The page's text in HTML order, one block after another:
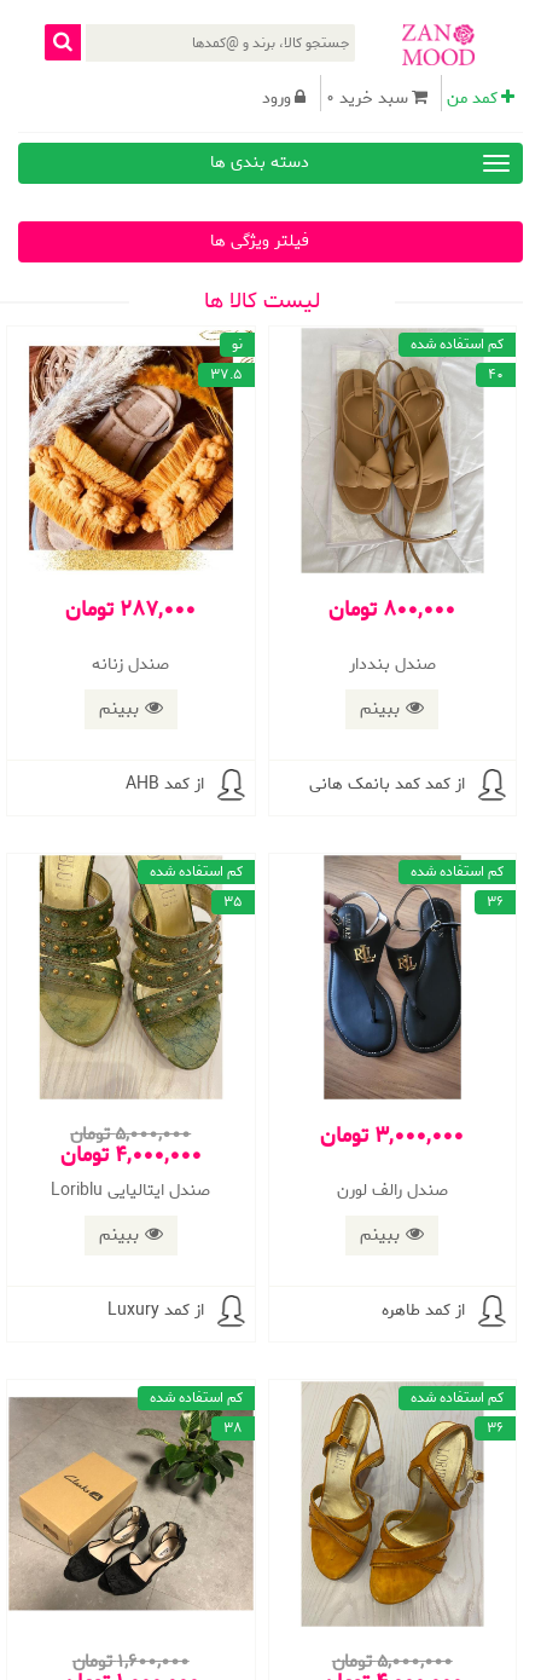
کمد من سبد خرید 0 ورود
دسته بندی ها
فیلتر ویژگی ها
لیست کالا ها
800,000 تومان
صندل بنددار
ببینم
کم استفاده شده
40
از کمد کمد بانمک هانی
287,000 تومان
صندل زنانه
ببینم
نو
37.5
از کمد AHB
3,000,000 تومان
صندل رالف لورن
ببینم
کم استفاده شده
36
از کمد طاهره
5,000,000 تومان
4,000,000 تومان
صندل ایتالیایی Loriblu
ببینم
کم استفاده شده
35
از کمد Luxury
5,000,000 تومان
کم استفاده شده
36
1,600,000 تومان
کم استفاده شده
38